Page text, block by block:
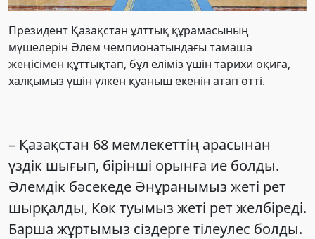
Президент Қазақстан ұлттық құрамасының
мүшелерін Әлем чемпионатындағы тамаша
жеңісімен құттықтап, бұл еліміз үшін тарихи оқиға,
халқымыз үшін үлкен қуаныш екенін атап өтті.
– Қазақстан 68 мемлекеттің арасынан
үздік шығып, бірінші орынға ие болды.
Әлемдік бәсекеде Әнұранымыз жеті рет
шырқалды, Көк туымыз жеті рет желбіреді.
Барша жұртымыз сіздерге тілеулес болды.